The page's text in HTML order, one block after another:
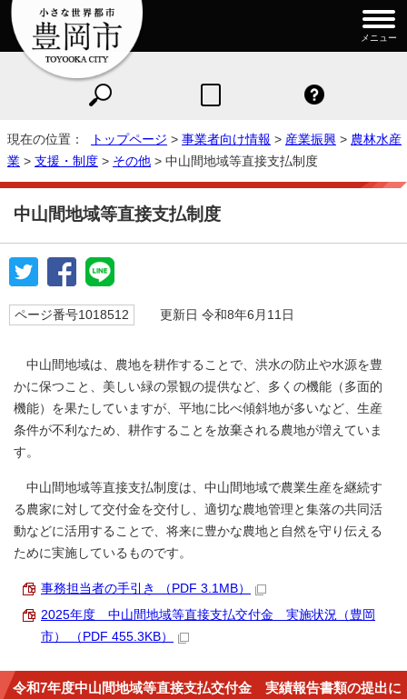
メニュー
現在の位置： トップページ > 事業者向け情報 > 産業振興 > 農林水産
業 > 支援・制度 > その他 > 中山間地域等直接支払制度
中山間地域等直接支払制度
ページ番号1018512 更新日 令和8年6月11日
中山間地域は、農地を耕作することで、洪水の防止や水源を豊
かに保つこと、美しい緑の景観の提供など、多くの機能（多面的
機能）を果たしていますが、平地に比べ傾斜地が多いなど、生産
条件が不利なため、耕作することを放棄される農地が増えていま
す。
中山間地域等直接支払制度は、中山間地域で農業生産を継続す
る農家に対して交付金を交付し、適切な農地管理と集落の共同活
動などに活用することで、将来に豊かな農地と自然を守り伝える
ために実施しているものです。
事務担当者の手引き （PDF 3.1MB）
2025年度 中山間地域等直接支払交付金 実施状況（豊岡
市） （PDF 455.3KB）
令和7年度中山間地域等直接支払交付金 実績報告書類の提出に